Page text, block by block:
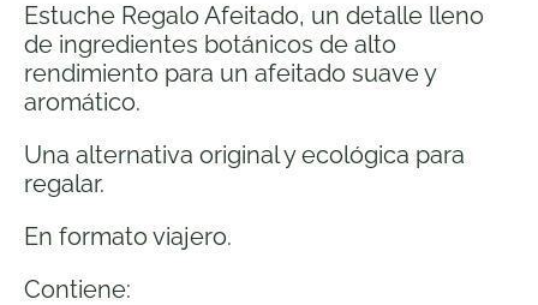
Estuche Regalo Afeitado, un detalle lleno
de ingredientes botánicos de alto
rendimiento para un afeitado suave y
aromático.
Una alternativa original y ecológica para
regalar.
En formato viajero.
Contiene: